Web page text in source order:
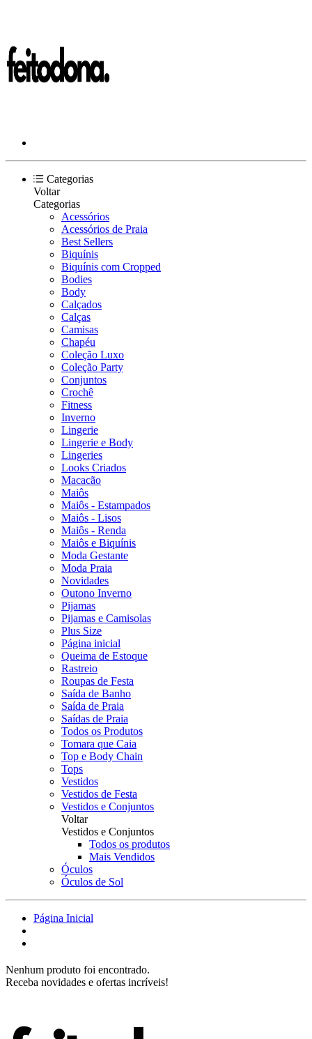
Categorias
Voltar
Categorias
Acessórios
Acessórios de Praia
Best Sellers
Biquínis
Biquínis com Cropped
Bodies
Body
Calçados
Calças
Camisas
Chapéu
Coleção Luxo
Coleção Party
Conjuntos
Crochê
Fitness
Inverno
Lingerie
Lingerie e Body
Lingeries
Looks Criados
Macacão
Maiôs
Maiôs - Estampados
Maiôs - Lisos
Maiôs - Renda
Maiôs e Biquínis
Moda Gestante
Moda Praia
Novidades
Outono Inverno
Pijamas
Pijamas e Camisolas
Plus Size
Página inicial
Queima de Estoque
Rastreio
Roupas de Festa
Saída de Banho
Saída de Praia
Saídas de Praia
Todos os Produtos
Tomara que Caia
Top e Body Chain
Tops
Vestidos
Vestidos de Festa
Vestidos e Conjuntos
Voltar
Vestidos e Conjuntos
Todos os produtos
Mais Vendidos
Óculos
Óculos de Sol
Página Inicial
Nenhum produto foi encontrado.
Receba novidades e ofertas incríveis!